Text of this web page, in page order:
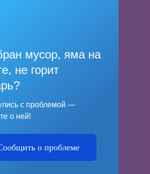
мусор, яма на
не горит
с проблемой —
о ней!
о проблеме